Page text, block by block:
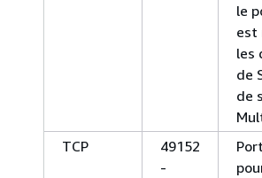
le
est
les
de
de
TCP
49152
-